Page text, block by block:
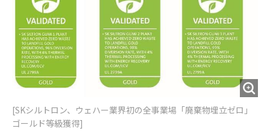
[​SKシルトロン、ウェハー業界初の全事業場「廃棄物埋立ゼロ」
ゴールド等級獲得]